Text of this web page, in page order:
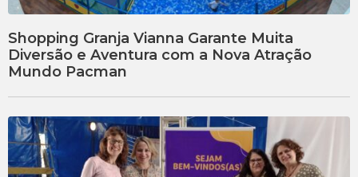
Shopping Granja Vianna Garante Muita
Diversão e Aventura com a Nova Atração
Mundo Pacman